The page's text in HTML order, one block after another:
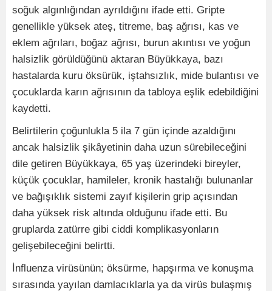
soğuk algınlığından ayrıldığını ifade etti. Gripte
genellikle yüksek ateş, titreme, baş ağrısı, kas ve
eklem ağrıları, boğaz ağrısı, burun akıntısı ve yoğun
halsizlik görüldüğünü aktaran Büyükkaya, bazı
hastalarda kuru öksürük, iştahsızlık, mide bulantısı ve
çocuklarda karın ağrısının da tabloya eşlik edebildiğini
kaydetti.
Belirtilerin çoğunlukla 5 ila 7 gün içinde azaldığını
ancak halsizlik şikâyetinin daha uzun sürebileceğini
dile getiren Büyükkaya, 65 yaş üzerindeki bireyler,
küçük çocuklar, hamileler, kronik hastalığı bulunanlar
ve bağışıklık sistemi zayıf kişilerin grip açısından
daha yüksek risk altında olduğunu ifade etti. Bu
gruplarda zatürre gibi ciddi komplikasyonların
gelişebileceğini belirtti.
İnfluenza virüsünün; öksürme, hapşırma ve konuşma
sırasında yayılan damlacıklarla ya da virüs bulaşmış